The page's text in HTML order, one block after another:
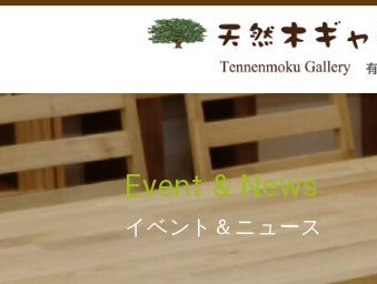
Event & News
イベント＆ニュース